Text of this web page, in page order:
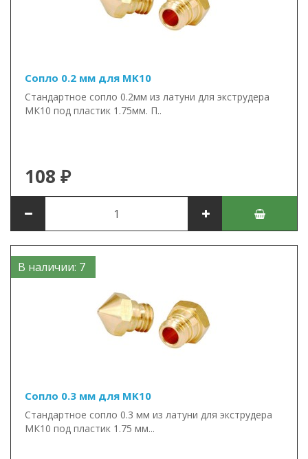
Сопло 0.2 мм для MK10
Стандартное сопло 0.2мм из латуни для экструдера
МК10 под пластик 1.75мм. П..
108 ₽
В наличии: 7
Сопло 0.3 мм для MK10
Стандартное сопло 0.3 мм из латуни для экструдера
МК10 под пластик 1.75 мм...